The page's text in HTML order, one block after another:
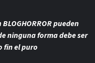
pueden
ninguna forma debe ser
fin el puro